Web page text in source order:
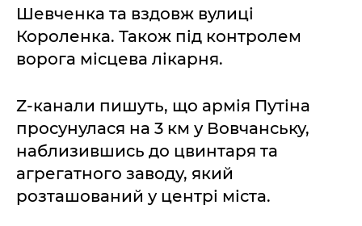
Шевченка та вздовж вулиці
Короленка. Також під контролем
ворога місцева лікарня.
Z-канали пишуть, що армія Путіна
просунулася на 3 км у Вовчанську,
наблизившись до цвинтаря та
агрегатного заводу, який
розташований у центрі міста.